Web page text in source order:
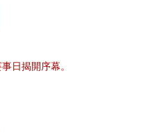
日揭開序幕。